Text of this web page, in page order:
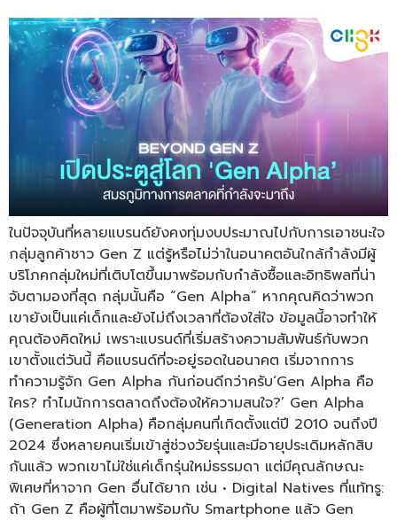
ในปัจจุบันที่หลายแบรนด์ยังคงทุ่มงบประมาณไปกับการเอาชนะใจ
กลุ่มลูกค้าชาว Gen Z แต่รู้หรือไม่ว่าในอนาคตอันใกล้กำลังมีผู้
บริโภคกลุ่มใหม่ที่เติบโตขึ้นมาพร้อมกับกำลังซื้อและอิทธิพลที่น่า
จับตามองที่สุด กลุ่มนั้นคือ “Gen Alpha” หากคุณคิดว่าพวก
เขายังเป็นแค่เด็กและยังไม่ถึงเวลาที่ต้องใส่ใจ ข้อมูลนี้อาจทำให้
คุณต้องคิดใหม่ เพราะแบรนด์ที่เริ่มสร้างความสัมพันธ์กับพวก
เขาตั้งแต่วันนี้ คือแบรนด์ที่จะอยู่รอดในอนาคต เริ่มจากการ
ทำความรู้จัก Gen Alpha กันก่อนดีกว่าครับ‘Gen Alpha คือ
ใคร? ทำไมนักการตลาดถึงต้องให้ความสนใจ?’ Gen Alpha
(Generation Alpha) คือกลุ่มคนที่เกิดตั้งแต่ปี 2010 จนถึงปี
2024 ซึ่งหลายคนเริ่มเข้าสู่ช่วงวัยรุ่นและมีอายุประเดิมหลักสิบ
กันแล้ว พวกเขาไม่ใช่แค่เด็กรุ่นใหม่ธรรมดา แต่มีคุณลักษณะ
พิเศษที่หาจาก Gen อื่นได้ยาก เช่น • Digital Natives ที่แท้ทรู:
ถ้า Gen Z คือผู้ที่โตมาพร้อมกับ Smartphone แล้ว Gen